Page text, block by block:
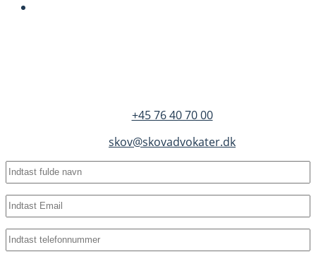
+45 76 40 70 00
skov@skovadvokater.dk
Fulde
navn(Required)
Email(Required)
Telefon(Required)